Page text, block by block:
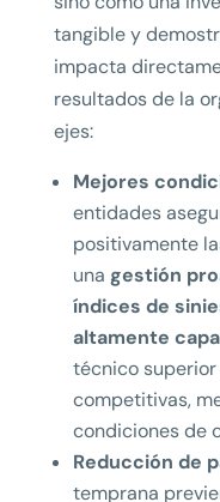
tangible y
impacta
resultados de la
ejes:
Mejores
entidades
positivamente
una gestión
índices de
altamente
técnico
competitivas,
condiciones de
Reducción de
temprana